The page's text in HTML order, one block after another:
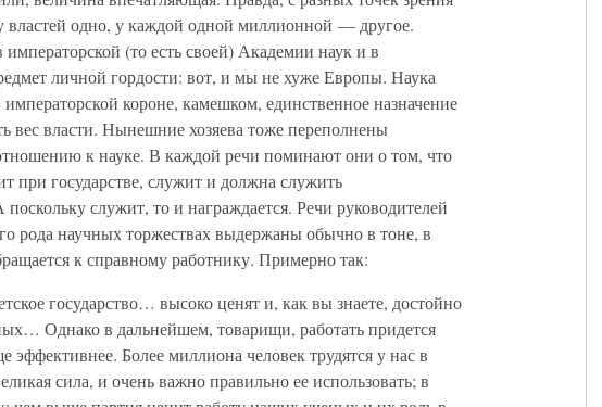
властей одно, у каждой одной миллионной — другое.
(то есть своей) Академии наук и в
личной гордости: вот, и мы не хуже Европы. Наука
короне, камешком, единственное назначение
вес власти. Нынешние хозяева тоже переполнены
к науке. В каждой речи поминают они о том, что
при государстве, служит и должна служить
служит, то и награждается. Речи руководителей
рода научных торжествах выдержаны обычно в тоне, в
к справному работнику. Примерно так:
государство… высоко ценят и, как вы знаете, достойно
Однако в дальнейшем, товарищи, работать придется
Более миллиона человек трудятся у нас в
сила, и очень важно правильно ее использовать; в